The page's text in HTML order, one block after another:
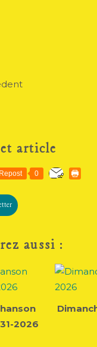
article
Repost 0
aussi :
2026